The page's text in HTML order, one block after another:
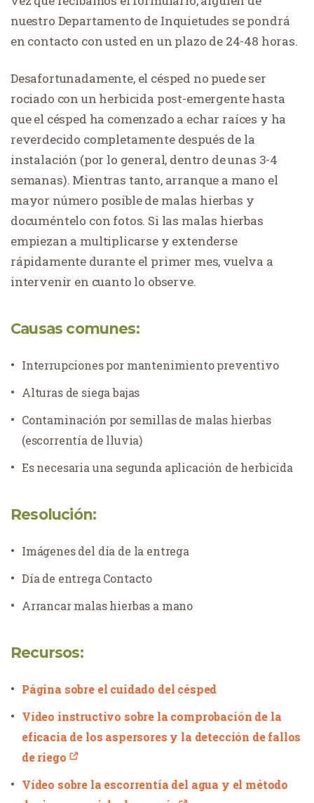
nuestro Departamento de Inquietudes se pondrá
en contacto con usted en un plazo de 24-48 horas.
Desafortunadamente, el césped no puede ser
rociado con un herbicida post-emergente hasta
que el césped ha comenzado a echar raíces y ha
reverdecido completamente después de la
instalación (por lo general, dentro de unas 3-4
semanas). Mientras tanto, arranque a mano el
mayor número posible de malas hierbas y
documéntelo con fotos. Si las malas hierbas
empiezan a multiplicarse y extenderse
rápidamente durante el primer mes, vuelva a
intervenir en cuanto lo observe.
Causas comunes:
Interrupciones por mantenimiento preventivo
Alturas de siega bajas
Contaminación por semillas de malas hierbas
(escorrentía de lluvia)
Es necesaria una segunda aplicación de herbicida
Resolución:
Imágenes del día de la entrega
Día de entrega Contacto
Arrancar malas hierbas a mano
Recursos:
Página sobre el cuidado del césped
Vídeo instructivo sobre la comprobación de la
eficacia de los aspersores y la detección de fallos
de riego
Vídeo sobre la escorrentía del agua y el método